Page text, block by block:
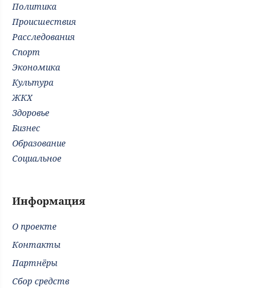
Политика
Происшествия
Расследования
Спорт
Экономика
Культура
ЖКХ
Здоровье
Бизнес
Образование
Социальное
Информация
О проекте
Контакты
Партнёры
Сбор средств